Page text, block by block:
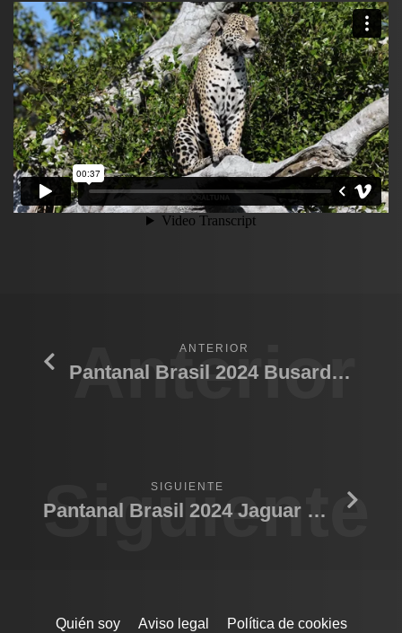
Anterior
ANTERIOR
Pantanal Brasil 2024 Busardo 01
Siguiente
SIGUIENTE
Pantanal Brasil 2024 Jaguar acicalándoselos
Quién soy Aviso legal Política de cookies